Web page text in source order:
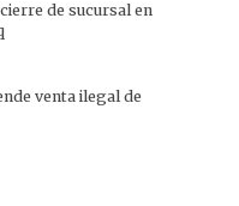
de sucursal en
venta ilegal de